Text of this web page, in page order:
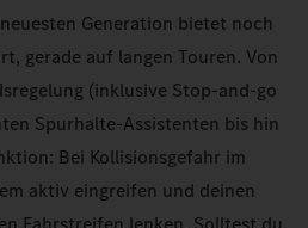
Generation bietet noch
gerade auf langen Touren. Von
(inklusive Stop-and-go
Spurhalte-Assistenten bis hin
Bei Kollisionsgefahr im
aktiv eingreifen und deinen